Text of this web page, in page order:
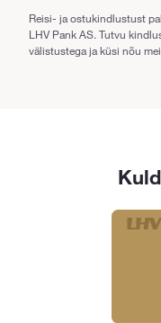
Reisi- ja ostukindlustust
LHV Pank AS. Tutvu
välistustega ja küsi nõu